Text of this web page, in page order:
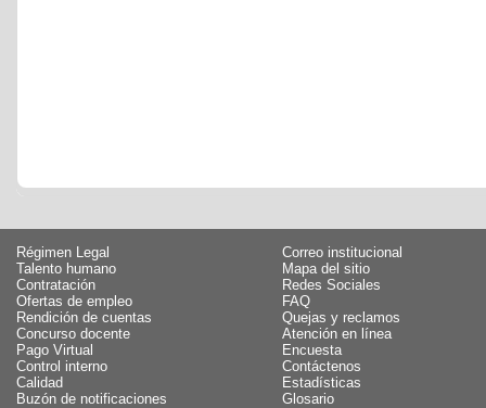
Régimen Legal
Talento humano
Contratación
Ofertas de empleo
Rendición de cuentas
Concurso docente
Pago Virtual
Control interno
Calidad
Buzón de notificaciones
Correo institucional
Mapa del sitio
Redes Sociales
FAQ
Quejas y reclamos
Atención en línea
Encuesta
Contáctenos
Estadísticas
Glosario